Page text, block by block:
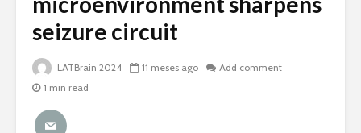
seizure circuit
LATBrain 2024 11 meses ago
Add comment
1 min read